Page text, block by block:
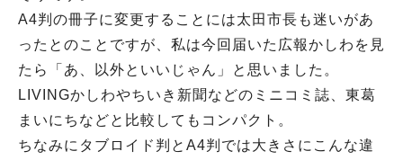
A4判の冊子に変更することには太田市長も迷いがあ
ったとのことですが、私は今回届いた広報かしわを見
たら「あ、以外といいじゃん」と思いました。
LIVINGかしわやちいき新聞などのミニコミ誌、東葛
まいにちなどと比較してもコンパクト。
ちなみにタブロイド判とA4判では大きさにこんな違